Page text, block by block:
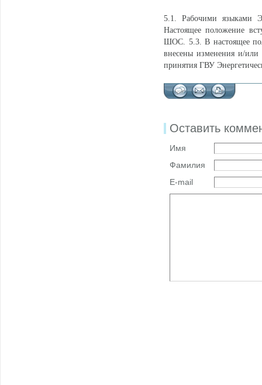
5.1. Рабочими языками
Настоящее положение
ШОС. 5.3. В настоящее
внесены изменения и/или
принятия ГВУ
Оставить
Имя
Фамилия
E-mail